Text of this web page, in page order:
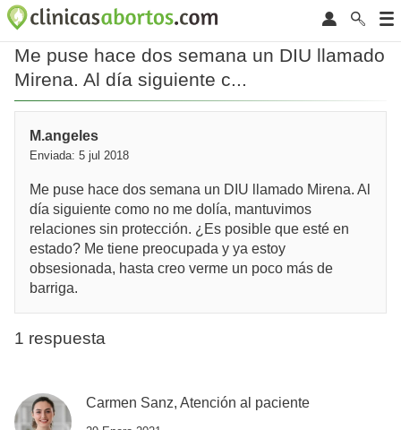
Me puse hace dos semana un DIU llamado
Mirena. Al día siguiente c...
M.angeles
Enviada: 5 jul 2018
Me puse hace dos semana un DIU llamado Mirena. Al
día siguiente como no me dolía, mantuvimos
relaciones sin protección. ¿Es posible que esté en
estado? Me tiene preocupada y ya estoy
obsesionada, hasta creo verme un poco más de
barriga.
1 respuesta
Carmen Sanz, Atención al paciente